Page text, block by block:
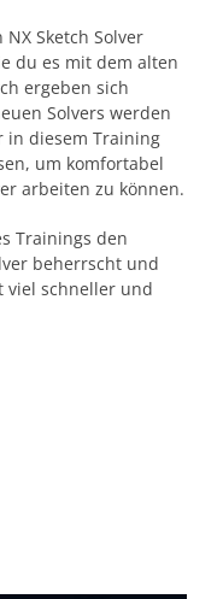
Sketch Solver
du es mit dem alten
ergeben sich
Solvers werden
in diesem Training
um komfortabel
arbeiten zu können.
Trainings den
beherrscht und
viel schneller und